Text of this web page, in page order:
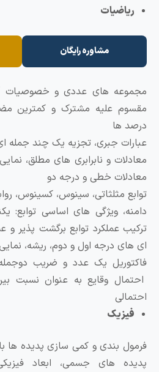
ریاضیات
مشاوره رایگان
های عددی و خصوصیات آنها،
علیه مشترک و کمترین
ها
جبری، تجزیه یک چند جمله ای
و نابرابری های مطلق، نمایی و
خطی و درجه دو
مثلثاتی، سینوس، کسینوس، روابط
ویژگی های اساسی توابع:
عملکرد توابع برگشت پذیر و
های درجه اول و دوم، ریشه، نمایی و
یک عدد و ضریب دوجمله
وقایع به عنوان نسبت بین
فیزیک
بندی و کمی سازی پدیده ها با
های جسمی، ابعاد فیزیکی